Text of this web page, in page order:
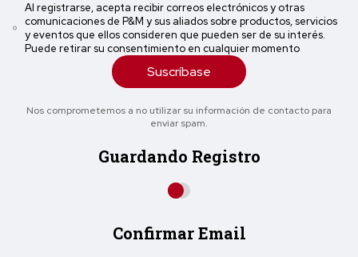
Al registrarse, acepta recibir correos electrónicos y otras
comunicaciones de P&M y sus aliados sobre productos, servicios
y eventos que ellos consideren que pueden ser de su interés.
Puede retirar su consentimiento en cualquier momento
Suscríbase
Nos comprometemos a no utilizar su información de contacto para
enviar spam.
Guardando Registro
Confirmar Email